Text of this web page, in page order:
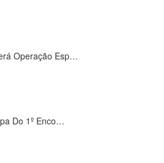
Operação Esp…
Do 1º Enco…